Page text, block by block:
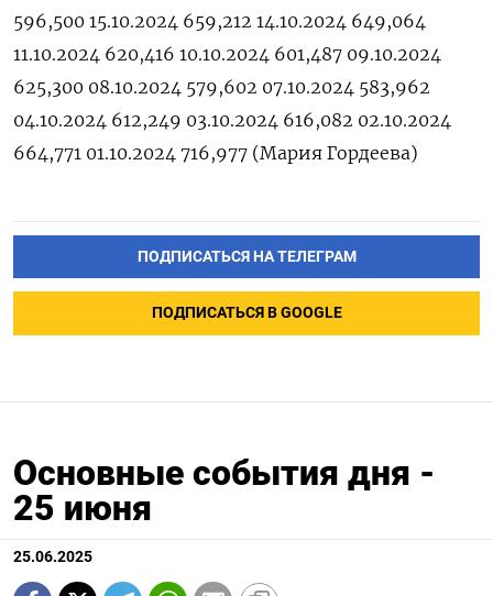
596,500 15.10.2024 659,212 14.10.2024 649,064
11.10.2024 620,416 10.10.2024 601,487 09.10.2024
625,300 08.10.2024 579,602 07.10.2024 583,962
04.10.2024 612,249 03.10.2024 616,082 02.10.2024
664,771 01.10.2024 716,977 (Мария Гордеева)
ПОДПИСАТЬСЯ НА ТЕЛЕГРАМ
ПОДПИСАТЬСЯ В GOOGLE
Основные события дня -
25 июня
25.06.2025